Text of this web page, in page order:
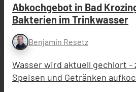
Abkochgebot in Bad
Bakterien im Trinkwasser
Benjamin Resetz
Wasser wird aktuell gechlort -
Speisen und Getränken